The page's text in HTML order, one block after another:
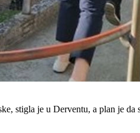
je u Derventu, a plan je da